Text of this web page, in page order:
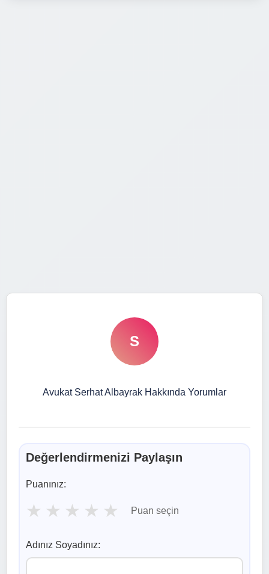
S
Avukat Serhat Albayrak Hakkında Yorumlar
Değerlendirmenizi Paylaşın
Puanınız:
★ ★ ★ ★ ★ Puan seçin
Adınız Soyadınız: